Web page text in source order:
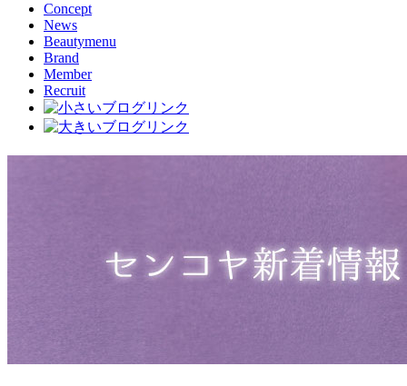
Concept
News
Beautymenu
Brand
Member
Recruit